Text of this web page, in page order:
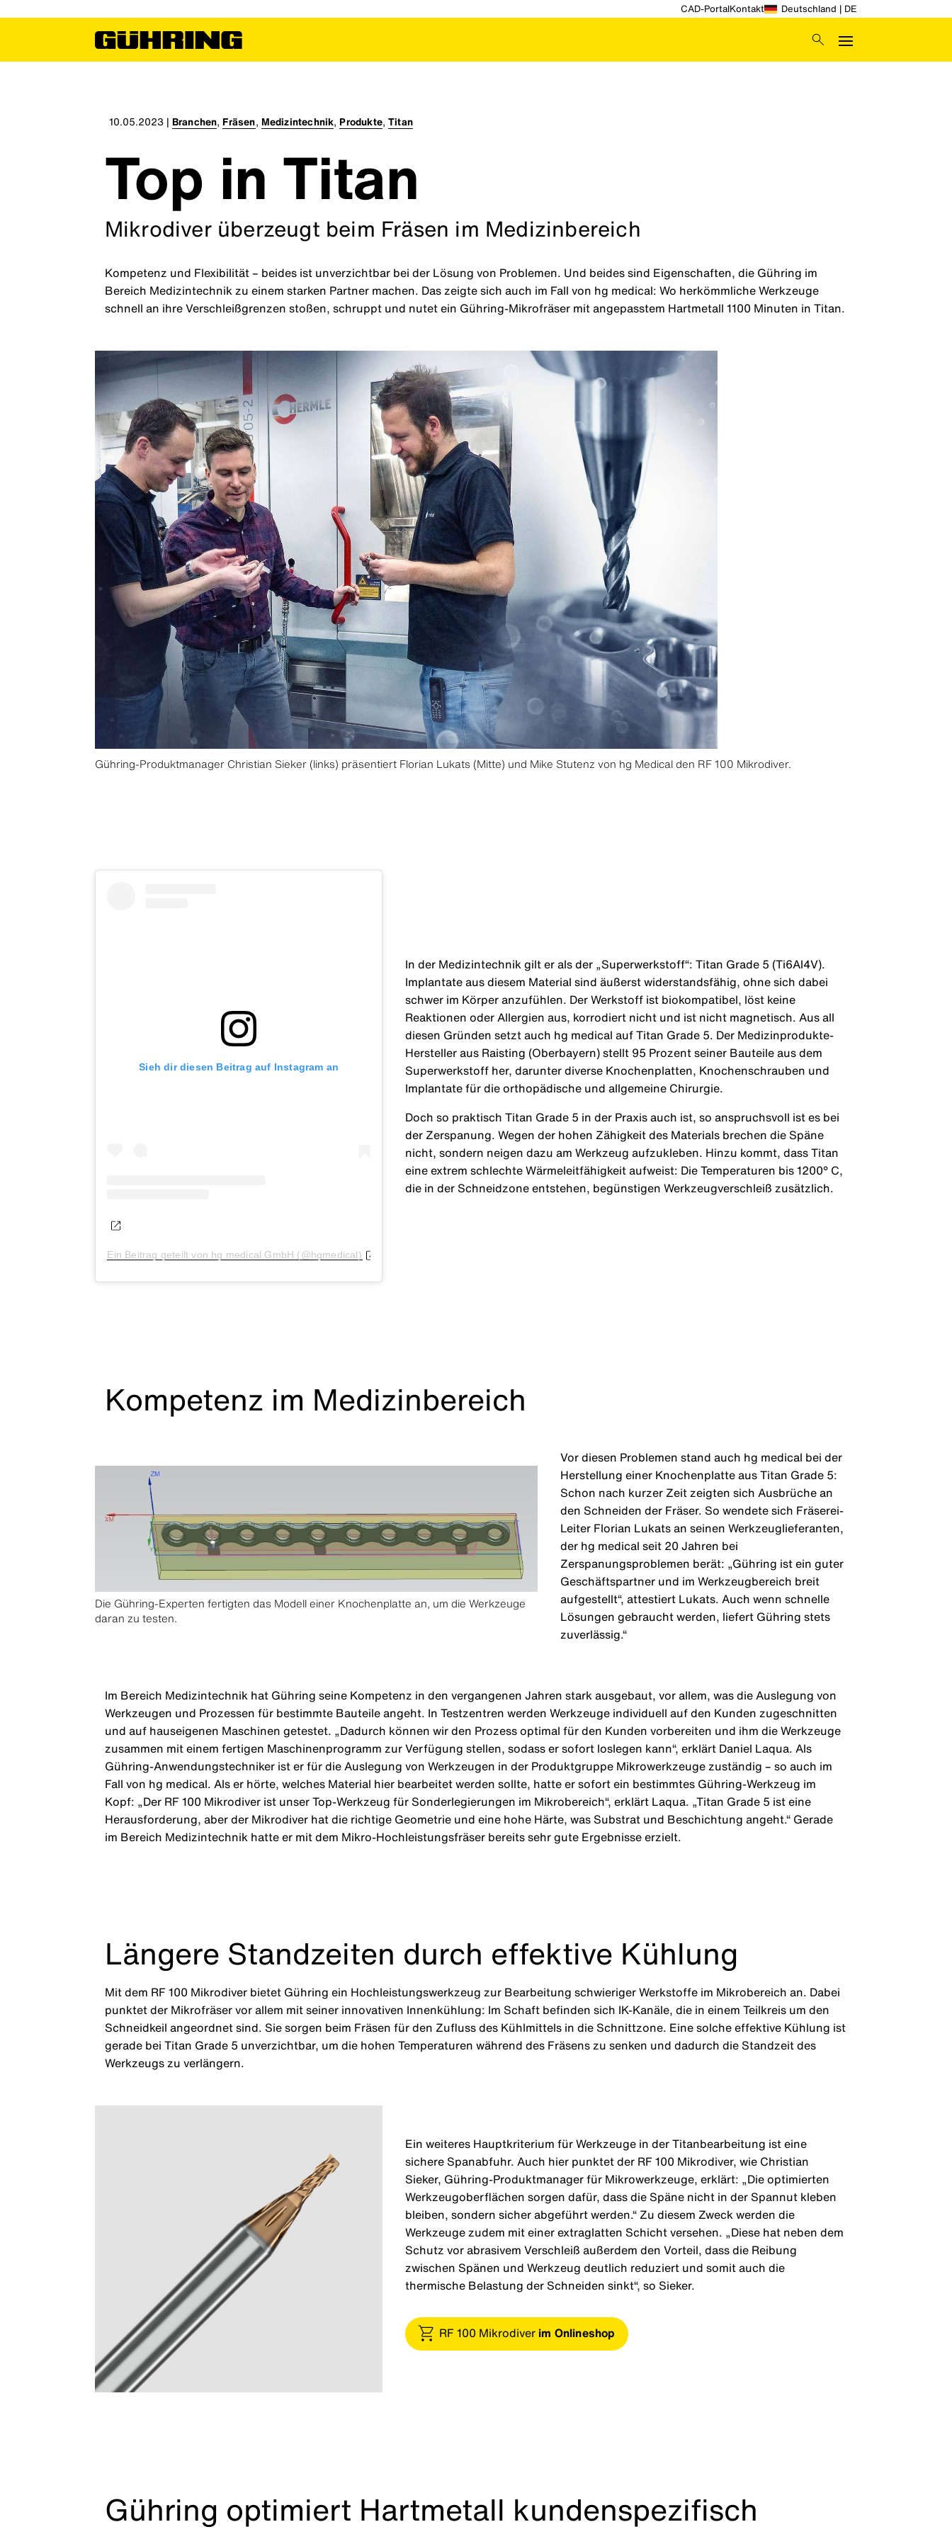
CAD-PortalKontakt Deutschland | DE
10.05.2023| Branchen,Fräsen, Medizintechnik,Produkte, Titan
Top in Titan
Mikrodiver überzeugt beim Fräsen im Medizinbereich
Kompetenz und Flexibilität – beides ist unverzichtbar bei der Lösung von Problemen. Und beides sind Eigenschaften, die Gühring im
Bereich Medizintechnik zu einem starken Partner machen. Das zeigte sich auch im Fall von hg medical: Wo herkömmliche Werkzeuge
schnell an ihre Verschleißgrenzen stoßen, schruppt und nutet ein Gühring-Mikrofräser mit angepasstem Hartmetall 1100 Minuten in Titan.
Gühring-Produktmanager Christian Sieker (links) präsentiert Florian Lukats (Mitte) und Mike Stutenz von hg Medical den RF 100 Mikrodiver.
Sieh dir diesen Beitrag auf Instagram an
Ein Beitrag geteilt von hg medical GmbH (@hgmedical)
In der Medizintechnik gilt er als der „Superwerkstoff“: Titan Grade 5 (Ti6Al4V).
Implantate aus diesem Material sind äußerst widerstandsfähig, ohne sich dabei
schwer im Körper anzufühlen. Der Werkstoff ist biokompatibel, löst keine
Reaktionen oder Allergien aus, korrodiert nicht und ist nicht magnetisch. Aus all
diesen Gründen setzt auch hg medical auf Titan Grade 5. Der Medizinprodukte-
Hersteller aus Raisting (Oberbayern) stellt 95 Prozent seiner Bauteile aus dem
Superwerkstoff her, darunter diverse Knochenplatten, Knochenschrauben und
Implantate für die orthopädische und allgemeine Chirurgie.
Doch so praktisch Titan Grade 5 in der Praxis auch ist, so anspruchsvoll ist es bei
der Zerspanung. Wegen der hohen Zähigkeit des Materials brechen die Späne
nicht, sondern neigen dazu am Werkzeug aufzukleben. Hinzu kommt, dass Titan
eine extrem schlechte Wärmeleitfähigkeit aufweist: Die Temperaturen bis 1200° C,
die in der Schneidzone entstehen, begünstigen Werkzeugverschleiß zusätzlich.
Kompetenz im Medizinbereich
Die Gühring-Experten fertigten das Modell einer Knochenplatte an, um die Werkzeuge
daran zu testen.
Vor diesen Problemen stand auch hg medical bei der
Herstellung einer Knochenplatte aus Titan Grade 5:
Schon nach kurzer Zeit zeigten sich Ausbrüche an
den Schneiden der Fräser. So wendete sich Fräserei-
Leiter Florian Lukats an seinen Werkzeuglieferanten,
der hg medical seit 20 Jahren bei
Zerspanungsproblemen berät: „Gühring ist ein guter
Geschäftspartner und im Werkzeugbereich breit
aufgestellt“, attestiert Lukats. Auch wenn schnelle
Lösungen gebraucht werden, liefert Gühring stets
zuverlässig.“
Im Bereich Medizintechnik hat Gühring seine Kompetenz in den vergangenen Jahren stark ausgebaut, vor allem, was die Auslegung von
Werkzeugen und Prozessen für bestimmte Bauteile angeht. In Testzentren werden Werkzeuge individuell auf den Kunden zugeschnitten
und auf hauseigenen Maschinen getestet. „Dadurch können wir den Prozess optimal für den Kunden vorbereiten und ihm die Werkzeuge
zusammen mit einem fertigen Maschinenprogramm zur Verfügung stellen, sodass er sofort loslegen kann“, erklärt Daniel Laqua. Als
Gühring-Anwendungstechniker ist er für die Auslegung von Werkzeugen in der Produktgruppe Mikrowerkzeuge zuständig – so auch im
Fall von hg medical. Als er hörte, welches Material hier bearbeitet werden sollte, hatte er sofort ein bestimmtes Gühring-Werkzeug im
Kopf: „Der RF 100 Mikrodiver ist unser Top-Werkzeug für Sonderlegierungen im Mikrobereich“, erklärt Laqua. „Titan Grade 5 ist eine
Herausforderung, aber der Mikrodiver hat die richtige Geometrie und eine hohe Härte, was Substrat und Beschichtung angeht.“ Gerade
im Bereich Medizintechnik hatte er mit dem Mikro-Hochleistungsfräser bereits sehr gute Ergebnisse erzielt.
Längere Standzeiten durch effektive Kühlung
Mit dem RF 100 Mikrodiver bietet Gühring ein Hochleistungswerkzeug zur Bearbeitung schwieriger Werkstoffe im Mikrobereich an. Dabei
punktet der Mikrofräser vor allem mit seiner innovativen Innenkühlung: Im Schaft befinden sich IK-Kanäle, die in einem Teilkreis um den
Schneidkeil angeordnet sind. Sie sorgen beim Fräsen für den Zufluss des Kühlmittels in die Schnittzone. Eine solche effektive Kühlung ist
gerade bei Titan Grade 5 unverzichtbar, um die hohen Temperaturen während des Fräsens zu senken und dadurch die Standzeit des
Werkzeugs zu verlängern.
Ein weiteres Hauptkriterium für Werkzeuge in der Titanbearbeitung ist eine
sichere Spanabfuhr. Auch hier punktet der RF 100 Mikrodiver, wie Christian
Sieker, Gühring-Produktmanager für Mikrowerkzeuge, erklärt: „Die optimierten
Werkzeugoberflächen sorgen dafür, dass die Späne nicht in der Spannut kleben
bleiben, sondern sicher abgeführt werden.“ Zu diesem Zweck werden die
Werkzeuge zudem mit einer extraglatten Schicht versehen. „Diese hat neben dem
Schutz vor abrasivem Verschleiß außerdem den Vorteil, dass die Reibung
zwischen Spänen und Werkzeug deutlich reduziert und somit auch die
thermische Belastung der Schneiden sinkt“, so Sieker.
RF 100 Mikrodiver im Onlineshop
Gühring optimiert Hartmetall kundenspezifisch